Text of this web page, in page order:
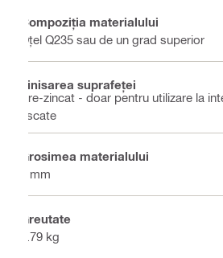
Compoziţia materialului
Oțel Q235 sau de un grad superior
Finisarea suprafeţei
Pre-zincat - doar pentru utilizare la
uscate
Grosimea materialului
4 mm
Greutate
0.79 kg